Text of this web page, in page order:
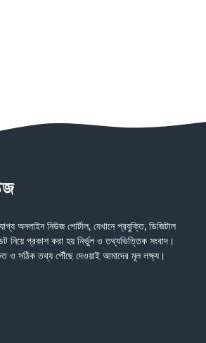
অনলাইন নিউজ পোর্টাল, যেখানে প্রযুক্তি, ডিজিটাল
নিয়ে প্রকাশ করা হয় নির্ভুল ও তথ্যভিত্তিক সংবাদ।
ও সঠিক তথ্য পৌঁছে দেওয়াই আমাদের মূল লক্ষ্য।